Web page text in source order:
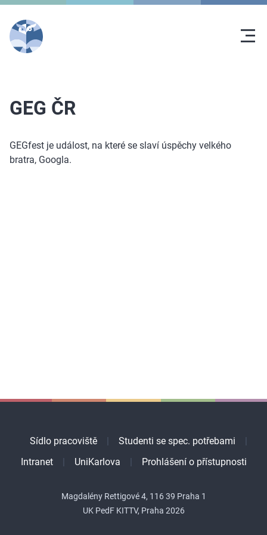
GEG ČR
GEGfest je událost, na které se slaví úspěchy velkého
bratra, Googla.
Sídlo pracoviště
Studenti se spec. potřebami
Intranet
UniKarlova Prohlášení o přístupnosti
Magdalény Rettigové 4, 116 39 Praha 1
UK PedF KITTV, Praha 2026